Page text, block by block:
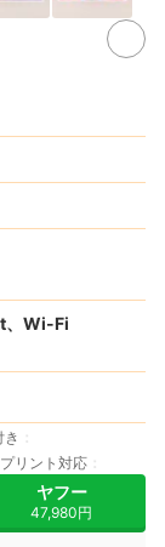
、Wi-Fi
リント対応
ヤフー
47,980円